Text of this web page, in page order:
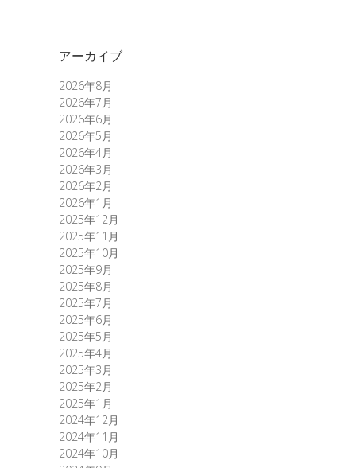
アーカイブ
2026年8月
2026年7月
2026年6月
2026年5月
2026年4月
2026年3月
2026年2月
2026年1月
2025年12月
2025年11月
2025年10月
2025年9月
2025年8月
2025年7月
2025年6月
2025年5月
2025年4月
2025年3月
2025年2月
2025年1月
2024年12月
2024年11月
2024年10月